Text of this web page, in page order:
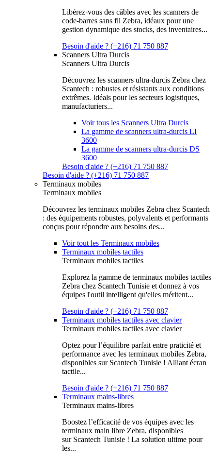
Libérez-vous des câbles avec les scanners de
code-barres sans fil Zebra, idéaux pour une
gestion dynamique des stocks, des inventaires...
Besoin d'aide ? (+216) 71 750 887
Scanners Ultra Durcis
Scanners Ultra Durcis
Découvrez les scanners ultra-durcis Zebra chez
Scantech : robustes et résistants aux conditions
extrêmes. Idéals pour les secteurs logistiques,
manufacturiers...
Voir tous les Scanners Ultra Durcis
La gamme de scanners ultra-durcis LI
3600
La gamme de scanners ultra-durcis DS
3600
Besoin d'aide ? (+216) 71 750 887
Besoin d'aide ? (+216) 71 750 887
Terminaux mobiles
Terminaux mobiles
Découvrez les terminaux mobiles Zebra chez Scantech
: des équipements robustes, polyvalents et performants
conçus pour répondre aux besoins des...
Voir tout les Terminaux mobiles
Terminaux mobiles tactiles
Terminaux mobiles tactiles
Explorez la gamme de terminaux mobiles tactiles
Zebra chez Scantech Tunisie et donnez à vos
équipes l'outil intelligent qu'elles méritent...
Besoin d'aide ? (+216) 71 750 887
Terminaux mobiles tactiles avec clavier
Terminaux mobiles tactiles avec clavier
Optez pour l’équilibre parfait entre praticité et
performance avec les terminaux mobiles Zebra,
disponibles sur Scantech Tunisie ! Alliant écran
tactile...
Besoin d'aide ? (+216) 71 750 887
Terminaux mains-libres
Terminaux mains-libres
Boostez l’efficacité de vos équipes avec les
terminaux main libre Zebra, disponibles
sur Scantech Tunisie ! La solution ultime pour
les...